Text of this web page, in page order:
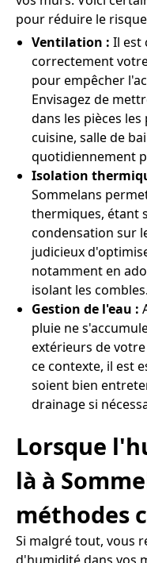
pour réduire le
Ventilation : Il est
correctement
pour empêcher
Envisagez de
dans les pièces
cuisine, salle de
quotidiennement
Isolation
Sommelans
thermiques, étant
condensation sur
judicieux
notamment en
isolant les combles.
Gestion de l'eau :
pluie ne
extérieurs de
ce contexte, il est
soient bien
drainage si
Lorsque
là à
méthodes
Si malgré tout, vous